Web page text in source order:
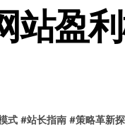
合引领站长新征程
安全科技新防线
站盈
式 #站长指南 #策略革新